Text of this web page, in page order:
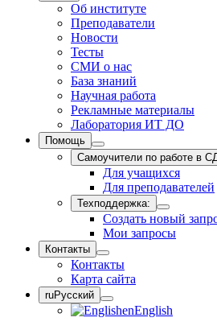
Об институте
Преподаватели
Новости
Тесты
СМИ о нас
База знаний
Научная работа
Рекламные материалы
Лаборатория ИТ ДО
Помощь
Самоучители по работе в
Для учащихся
Для преподавателей
Техподдержка:
Создать новый
Мои запросы
Контакты
Контакты
Карта сайта
ruРусский
enEnglish